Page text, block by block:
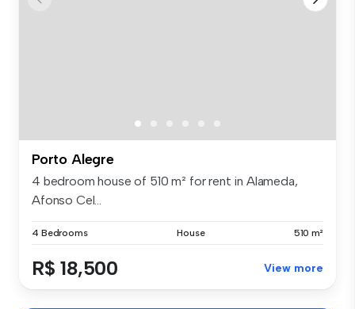
Porto Alegre
4 bedroom house of 510 m² for rent in Alameda,
Afonso Cel...
4 Bedrooms House 510 m²
R$ 18,500 View more